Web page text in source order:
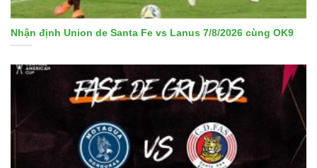
Nhận định Union de Santa Fe vs Lanus 7/8/2026 cùng OK9